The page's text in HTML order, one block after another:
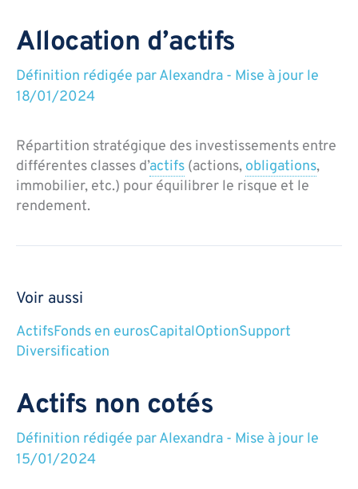
Allocation d’actifs
Définition rédigée parAlexandra - Mise à jour le
18/01/2024
Répartition stratégique des investissements entre
différentes classes d’actifs (actions, obligations,
immobilier, etc.) pour équilibrer le risque et le
rendement.
Voir aussi
ActifsFonds en eurosCapitalOptionSupport
Diversification
Actifs non cotés
Définition rédigée parAlexandra - Mise à jour le
15/01/2024